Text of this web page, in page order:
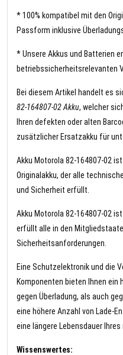
* 100% kompatibel mit den
Passform inklusive
* Unsere Akkus und Batterien
betriebssicherheitsrelevanten
Bei diesem Artikel handelt es
82-164807-02 Akku, welcher
Ihren defekten oder alten
zusätzlicher Ersatzakku für
Akku Motorola 82-164807-02
Originalakku, der alle
und Sicherheit erfüllt.
Akku Motorola 82-164807-02
erfüllt alle in den
Sicherheitsanforderungen.
Eine Schutzelektronik und die
Komponenten bieten Ihnen ein
gegen Überladung, als auch
eine höhere Anzahl von Lade-
eine längere Lebensdauer Ihres
Wissenswertes: